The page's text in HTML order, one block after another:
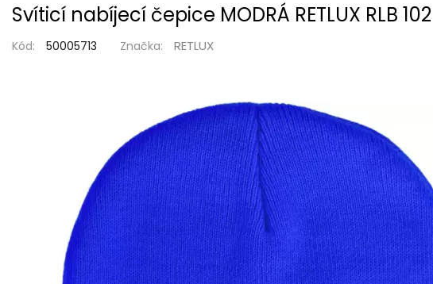
Svíticí nabíjecí čepice MODRÁ RETLUX RLB 102
Kód: 50005713 Značka: RETLUX